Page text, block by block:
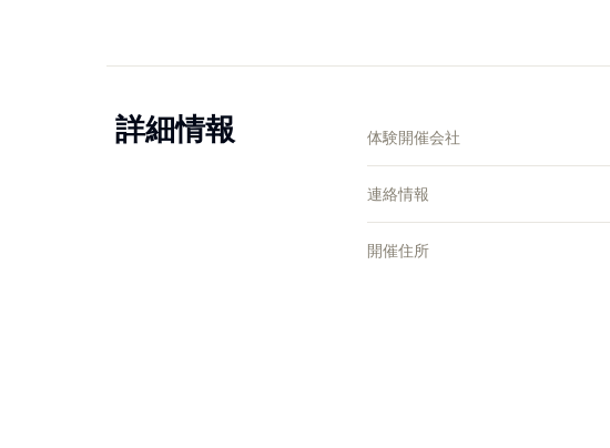
詳細情報 体験開催会社
連絡情報
開催住所